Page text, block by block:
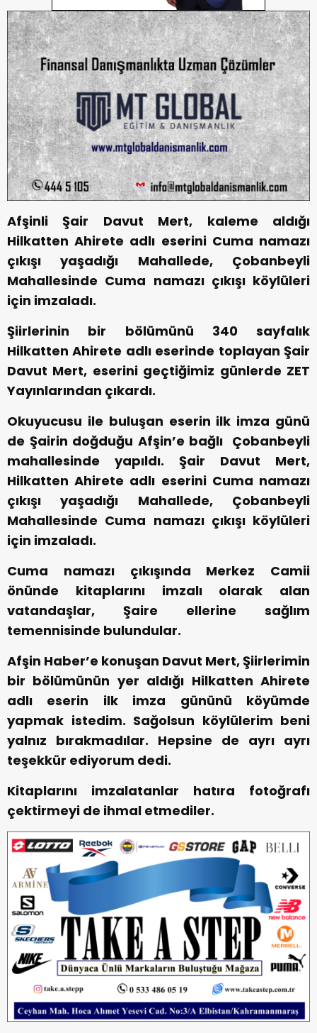
Afşinli Şair Davut Mert, kaleme aldığı
Hilkatten Ahirete adlı eserini Cuma namazı
çıkışı yaşadığı Mahallede, Çobanbeyli
Mahallesinde Cuma namazı çıkışı köylüleri
için imzaladı.
Şiirlerinin bir bölümünü 340 sayfalık
Hilkatten Ahirete adlı eserinde toplayan Şair
Davut Mert, eserini geçtiğimiz günlerde ZET
Yayınlarından çıkardı.
Okuyucusu ile buluşan eserin ilk imza günü
de Şairin doğduğu Afşin’e bağlı Çobanbeyli
mahallesinde yapıldı. Şair Davut Mert,
Hilkatten Ahirete adlı eserini Cuma namazı
çıkışı yaşadığı Mahallede, Çobanbeyli
Mahallesinde Cuma namazı çıkışı köylüleri
için imzaladı.
Cuma namazı çıkışında Merkez Camii
önünde kitaplarını imzalı olarak alan
vatandaşlar, Şaire ellerine sağlım
temennisinde bulundular.
Afşin Haber’e konuşan Davut Mert, Şiirlerimin
bir bölümünün yer aldığı Hilkatten Ahirete
adlı eserin ilk imza gününü köyümde
yapmak istedim. Sağolsun köylülerim beni
yalnız bırakmadılar. Hepsine de ayrı ayrı
teşekkür ediyorum dedi.
Kitaplarını imzalatanlar hatıra fotoğrafı
çektirmeyi de ihmal etmediler.